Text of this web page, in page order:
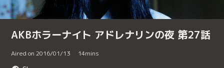
AKBホラーナイト アドレナリンの夜 第27話
Aired on 2016/01/13 14mins